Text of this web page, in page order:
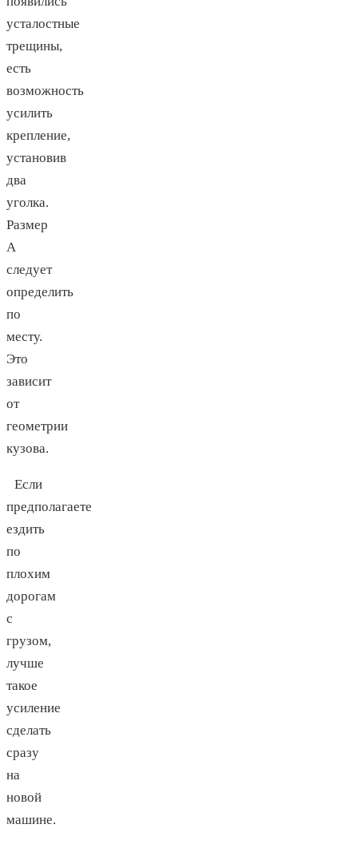
усталостные
трещины,
есть
возможность
усилить
крепление,
установив
два
уголка.
Размер
A
следует
определить
по
месту.
Это
зависит
от
геометрии
кузова.
Если
предполагаете
ездить
по
плохим
дорогам
с
грузом,
лучше
такое
усиление
сделать
сразу
на
новой
машине.